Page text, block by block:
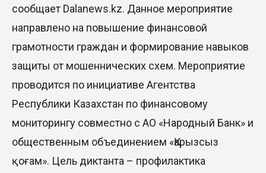
сообщает Dalanews.kz. Данное мероприятие
направлено на повышение финансовой
грамотности граждан и формирование навыков
защиты от мошеннических схем. Мероприятие
проводится по инициативе Агентства
Республики Казахстан по финансовому
мониторингу совместно с АО «Народный Банк» и
общественным объединением «Қарызсыз
қоғам». Цель диктанта – профилактика